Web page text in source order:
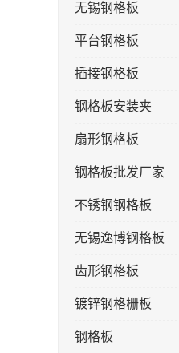
无锡钢格板
平台钢格板
插接钢格板
钢格板安装夹
扇形钢格板
钢格板批发厂家
不锈钢钢格板
无锡逸博钢格板
齿形钢格板
镀锌钢格栅板
钢格板